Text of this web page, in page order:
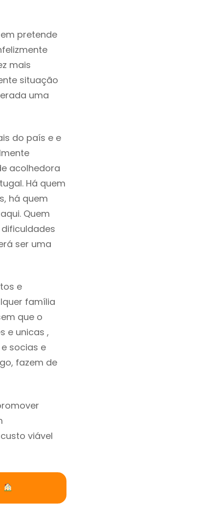
pretende
mais
situação
uma
do país e e
acolhedora
Há quem
há quem
Quem
ser uma
e
família
que o
e unicas ,
socias e
fazem de
viável